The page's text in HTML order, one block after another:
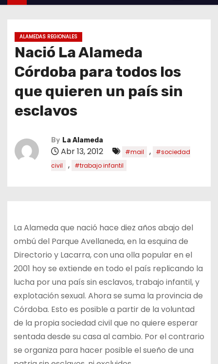
ALAMEDAS REGIONALES
Nació La Alameda
Córdoba para todos los
que quieren un país sin
esclavos
By La Alameda
Abr 13, 2012 #mail ,
#sociedad
civil
, #trabajo infantil
La Alameda que nació hace diez años abajo del
ombú del Parque Avellaneda, en la esquina de
Directorio y Lacarra, con una olla popular en el
2001 hoy se extiende en todo el país replicando la
lucha por una país sin esclavos, trabajo infantil, y
explotación sexual. Ahora se suma la provincia de
Córdoba. Esto es posible a partir de la voluntad
de la propia sociedad civil que no quiere esperar
sentada desde su casa al cambio. Por el contrario
se organiza para hacer posible el sueño de una